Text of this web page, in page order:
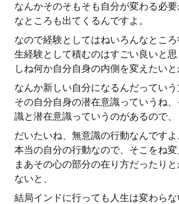
なんかそのそもそも自分が変わる必
なところも出てくるんですよ。
なので経験としてはねいろんなとこ
生経験として積むのはすごい良いと
しね何か自分自身の内側を変えたいと
なんか新しい自分になるんだってい
その自分自身の潜在意識っていうね
識と潜在意識っていうのがあるので、
だいたいね、無意識の行動なんです
本当の自分の行動なので、そこをね変
まあその心の部分の在り方だったり
ないと、
結局インドに行っても人生は変わら